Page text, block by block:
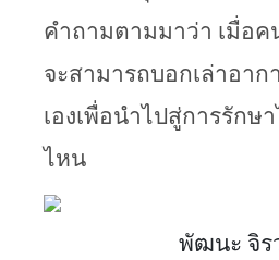
คำถามตามมาว่า เมื่อค
จะสามารถบอกเล่าอาก
เองเพื่อนำไปสู่การรักษ
ไหน
พัฒนะ จิร